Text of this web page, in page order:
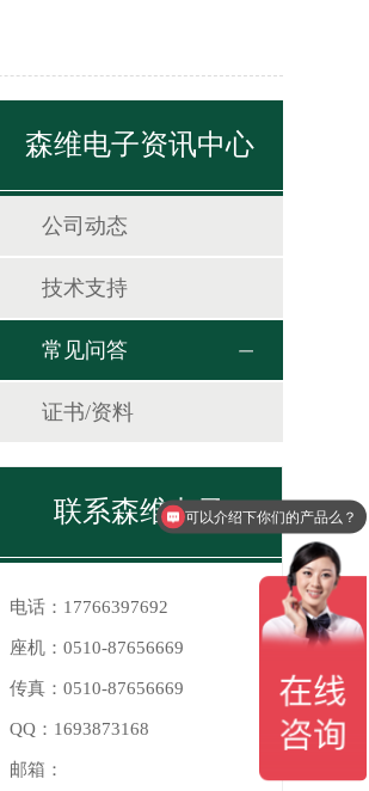
森维电子资讯中心
公司动态
技术支持
常见问答
证书/资料
联系森维电子
电话： 17766397692
座机： 0510-87656669
传真： 0510-87656669
QQ： 1693873168
邮箱：
可以介绍下你们的产品么？
有配备系统吗？